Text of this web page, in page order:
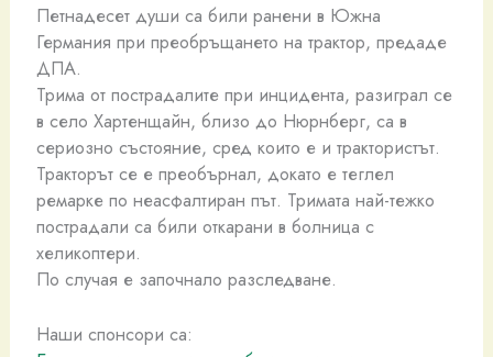
Петнадесет души са били ранени в Южна
Германия при преобръщането на трактор, предаде
ДПА.
Трима от пострадалите при инцидента, разиграл се
в село Хартенщайн, близо до Нюрнберг, са в
сериозно състояние, сред които е и трактористът.
Тракторът се е преобърнал, докато е теглел
ремарке по неасфалтиран път. Тримата най-тежко
пострадали са били откарани в болница с
хеликоптери.
По случая е започнало разследване.
Наши спонсори са: